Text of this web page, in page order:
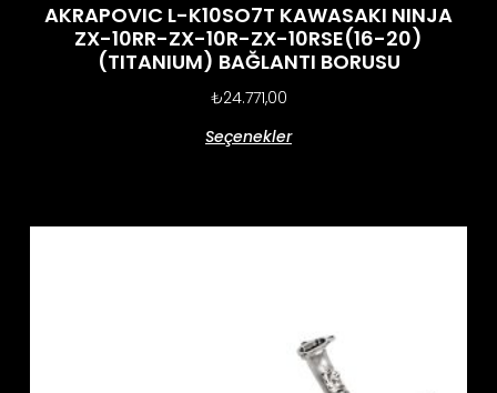
AKRAPOVIC L-K10SO7T KAWASAKI NINJA
ZX-10RR-ZX-10R-ZX-10RSE(16-20)
(TITANIUM) BAĞLANTI BORUSU
₺24.771,00
Seçenekler